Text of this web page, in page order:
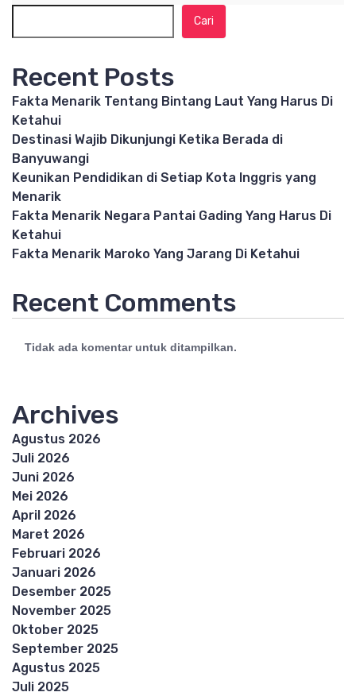
Cari
Recent Posts
Fakta Menarik Tentang Bintang Laut Yang Harus Di
Ketahui
Destinasi Wajib Dikunjungi Ketika Berada di
Banyuwangi
Keunikan Pendidikan di Setiap Kota Inggris yang
Menarik
Fakta Menarik Negara Pantai Gading Yang Harus Di
Ketahui
Fakta Menarik Maroko Yang Jarang Di Ketahui
Recent Comments
Tidak ada komentar untuk ditampilkan.
Archives
Agustus 2026
Juli 2026
Juni 2026
Mei 2026
April 2026
Maret 2026
Februari 2026
Januari 2026
Desember 2025
November 2025
Oktober 2025
September 2025
Agustus 2025
Juli 2025